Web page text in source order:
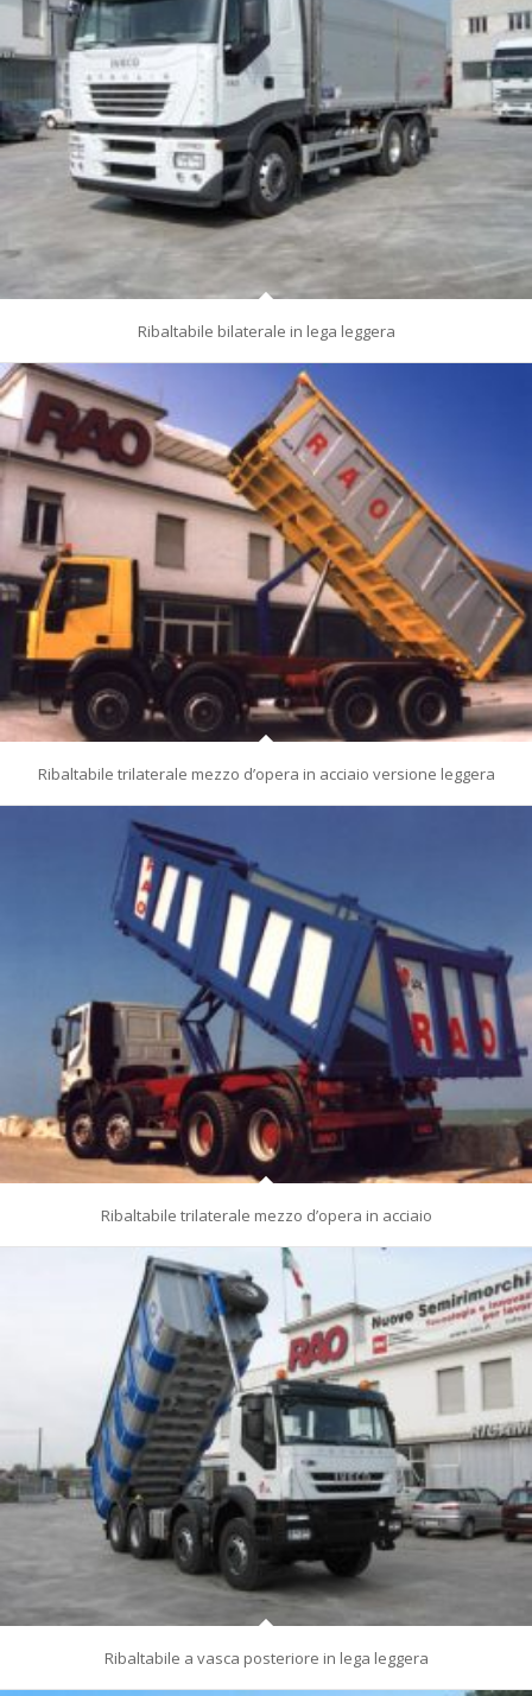
Ribaltabile bilaterale in lega leggera
Ribaltabile trilaterale mezzo d’opera in acciaio versione leggera
Ribaltabile trilaterale mezzo d’opera in acciaio
Ribaltabile a vasca posteriore in lega leggera